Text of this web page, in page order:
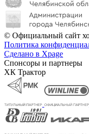
© Официальный сайт
Политика
Сделано в Xpage
Спонсоры и партнеры
ХК Трактор